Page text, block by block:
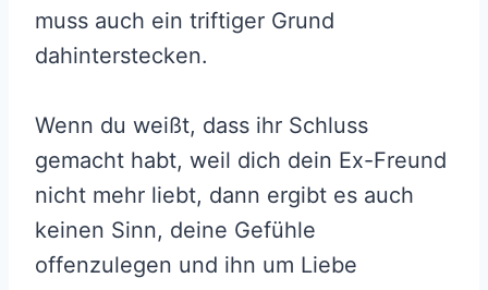
muss auch ein triftiger Grund
dahinterstecken.
Wenn du weißt, dass ihr Schluss
gemacht habt, weil dich dein Ex-Freund
nicht mehr liebt, dann ergibt es auch
keinen Sinn, deine Gefühle
offenzulegen und ihn um Liebe